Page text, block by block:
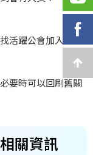
活躍公會加入。
要時可以回刷舊關
關資訊